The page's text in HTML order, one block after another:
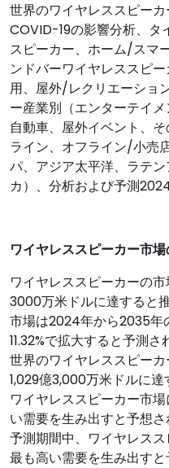
世界のワイヤレススピー
COVID-19の影響分析、タ
スピーカー、ホーム/スマ
ンドバーワイヤレススピ
用、屋外/レクリエーショ
ー産業別（エンターテイメ
自動車、屋外イベント、
ライン、オフライン/小売
パ、アジア太平洋、ラテ
カ）、分析および予測
ワイヤレススピーカー市
ワイヤレススピーカーの
3000万米ドルに達すると
市場は2024年から2035年
11.32%で拡大すると予測さ
世界のワイヤレススピー
1,029億3,000万米ドルに達
ワイヤレススピーカー市
い需要を生み出すと予想さ
予測期間中、ワイヤレス
最も高い需要を生み出すと